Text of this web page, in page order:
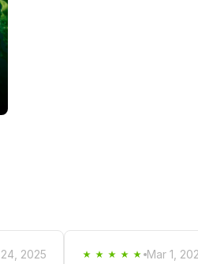
2025 Mar 1,